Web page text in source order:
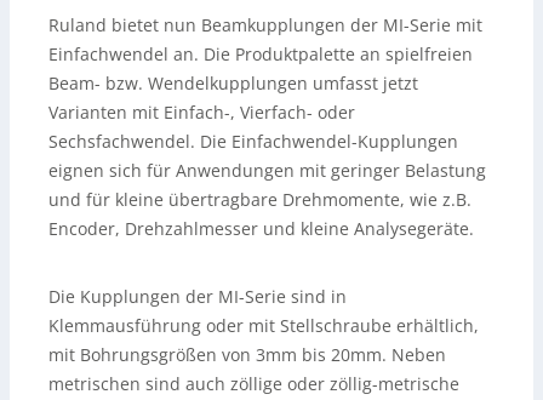
Ruland bietet nun Beamkupplungen der MI-Serie mit
Einfachwendel an. Die Produktpalette an spielfreien
Beam- bzw. Wendelkupplungen umfasst jetzt
Varianten mit Einfach-, Vierfach- oder
Sechsfachwendel. Die Einfachwendel-Kupplungen
eignen sich für Anwendungen mit geringer Belastung
und für kleine übertragbare Drehmomente, wie z.B.
Encoder, Drehzahlmesser und kleine Analysegeräte.
Die Kupplungen der MI-Serie sind in
Klemmausführung oder mit Stellschraube erhältlich,
mit Bohrungsgrößen von 3mm bis 20mm. Neben
metrischen sind auch zöllige oder zöllig-metrische